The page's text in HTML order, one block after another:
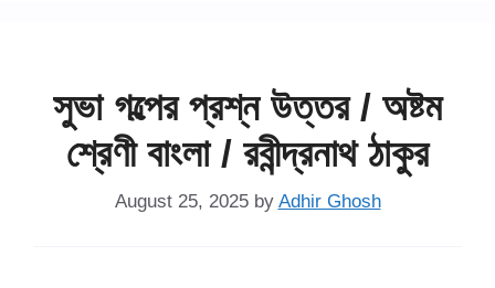
সুভা গল্পের প্রশ্ন উত্তর / অষ্টম
শ্রেণী বাংলা / রবীন্দ্রনাথ ঠাকুর
August 25, 2025 by Adhir Ghosh